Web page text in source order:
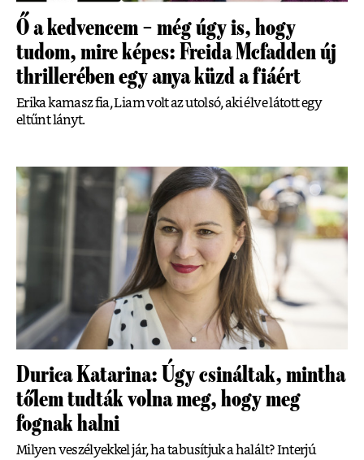
Ő a kedvencem – még úgy is, hogy
tudom, mire képes: Freida Mcfadden új
thrillerében egy anya küzd a fiáért
Erika kamasz fia, Liam volt az utolsó, aki élve látott egy
eltűnt lányt.
Durica Katarina: Úgy csináltak, mintha
tőlem tudták volna meg, hogy meg
fognak halni
Milyen veszélyekkel jár, ha tabusítjuk a halált? Interjú